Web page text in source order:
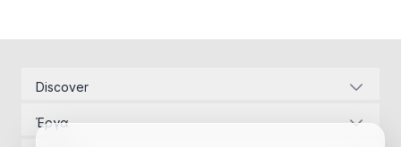
Discover
Ενεργειακές υποδομές
Έργα